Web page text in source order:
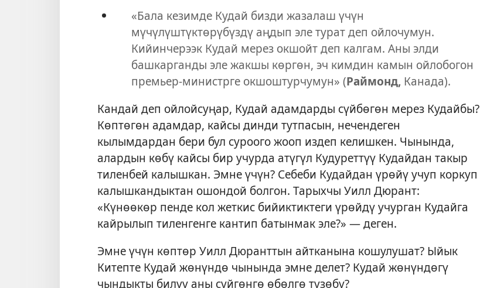
«Бала кезимде Кудай бизди жазалаш үчүн
мүчүлүштүктөрүбүздү аңдып эле турат деп ойлочумун.
Кийинчерээк Кудай мерез окшойт деп калгам. Аны элди
башкарганды эле жакшы көргөн, эч кимдин камын ойлобогон
премьер-министрге окшоштурчумун» (Раймонд, Канада).
Кандай деп ойлойсуңар, Кудай адамдарды сүйбөгөн мерез Кудайбы?
Көптөгөн адамдар, кайсы динди тутпасын, нечендеген
кылымдардан бери бул суроого жооп издеп келишкен. Чынында,
алардын көбү кайсы бир учурда атүгүл Кудуреттүү Кудайдан такыр
тиленбей калышкан. Эмне үчүн? Себеби Кудайдан үрөйү учуп коркуп
калышкандыктан ошондой болгон. Тарыхчы Уилл Дюрант:
«Күнөөкөр пенде кол жеткис бийиктиктеги үрөйдү учурган Кудайга
кайрылып тиленгенге кантип батынмак эле?» — деген.
Эмне үчүн көптөр Уилл Дюранттын айтканына кошулушат? Ыйык
Китепте Кудай жөнүндө чынында эмне делет? Кудай жөнүндөгү
чындыкты билүү аны сүйгөнгө өбөлгө түзөбү?